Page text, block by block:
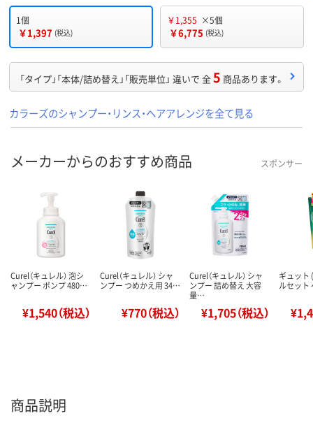
1個
￥1,397 (税込)
￥1,355 ×5個
￥6,775 (税込)
「タイプ」「本体/詰め替え」「販売単位」 違いで 全5 商品あります。
カラーズのシャンプー・リンス・ヘアアレンジを全て見る
メーカーからのおすすめ商品 スポンサー
Curel（キュレル） 泡シ
ャンプー ポンプ 480…
¥1,540（税込）
Curel（キュレル） シャ
ンプー つめかえ用 34…
¥770（税込）
Curel（キュレル） シャ
ンプー 詰め替え 大容
量…
¥1,705（税込）
ギュット
ルセッ
商品説明